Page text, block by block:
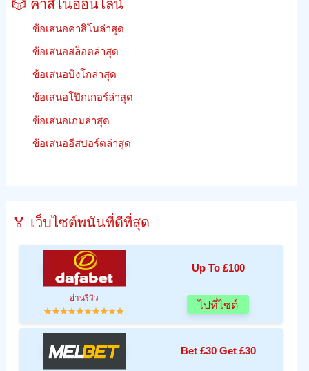
🎲 คาสิโนออนไลน์
ข้อเสนอคาสิโนล่าสุด
ข้อเสนอสล็อตล่าสุด
ข้อเสนอบิงโกล่าสุด
ข้อเสนอโป๊กเกอร์ล่าสุด
ข้อเสนอเกมล่าสุด
ข้อเสนออีสปอร์ตล่าสุด
🏅 เว็บไซต์พนันที่ดีที่สุด
Up To £100
อ่านรีวิว
ไปที่ไซต์
Bet £30 Get £30